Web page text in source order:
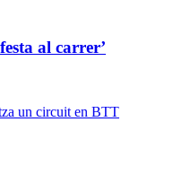
al carrer’